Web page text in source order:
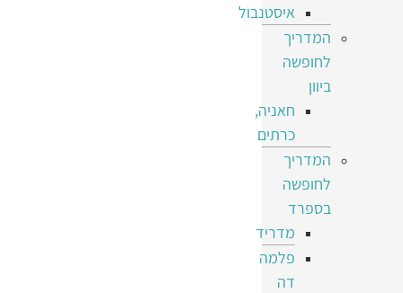
איסטנבול
המדריך
לחופשה
ביוון
חאניה,
כרתים
המדריך
לחופשה
בספרד
מדריד
פלמה
דה